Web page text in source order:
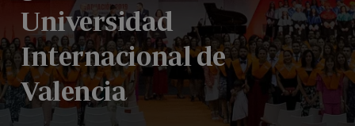
Universidad
Internacional de
Valencia